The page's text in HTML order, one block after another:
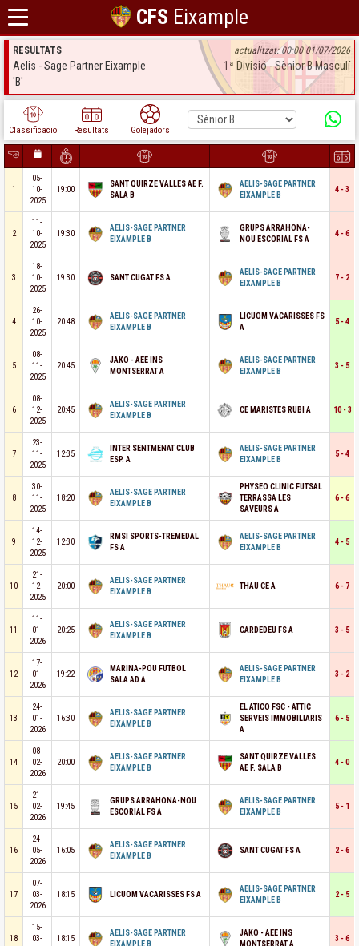
CFS Eixample
RESULTATS actualitzat: 00:00 01/07/2026
Aelis - Sage Partner Eixample
'B'
1ª Divisió - Sènior B Masculí
Classificacio Resultats Golejadors
1
05-
10-
2025
19:00
SANT QUIRZE VALLES AE F.
SALA B
AELIS-SAGE PARTNER
EIXAMPLE B
4 - 3
2
11-
10-
2025
19:30
AELIS-SAGE PARTNER
EIXAMPLE B
GRUPS ARRAHONA-
NOU ESCORIAL FS A
4 - 6
3
18-
10-
2025
19:30 SANT CUGAT FS A
AELIS-SAGE PARTNER
EIXAMPLE B
7 - 2
4
26-
10-
2025
20:48
AELIS-SAGE PARTNER
EIXAMPLE B
LICUOM VACARISSES FS
A
5 - 4
5
08-
11-
2025
20:45
JAKO - AEE INS
MONTSERRAT A
AELIS-SAGE PARTNER
EIXAMPLE B
3 - 5
6
08-
12-
2025
20:45
AELIS-SAGE PARTNER
EIXAMPLE B
CE MARISTES RUBI A 10 - 3
7
23-
11-
2025
12:35
INTER SENTMENAT CLUB
ESP. A
AELIS-SAGE PARTNER
EIXAMPLE B
5 - 4
8
30-
11-
2025
18:20
AELIS-SAGE PARTNER
EIXAMPLE B
PHYSEO CLINIC FUTSAL
TERRASSA LES
SAVEURS A
6 - 6
9
14-
12-
2025
12:30
RMSI SPORTS-TREMEDAL
FS A
AELIS-SAGE PARTNER
EIXAMPLE B
4 - 5
10
21-
12-
2025
20:00
AELIS-SAGE PARTNER
EIXAMPLE B
THAU CE A 6 - 7
11
11-
01-
2026
20:25
AELIS-SAGE PARTNER
EIXAMPLE B
CARDEDEU FS A 3 - 5
12
17-
01-
2026
19:22
MARINA-POU FUTBOL
SALA AD A
AELIS-SAGE PARTNER
EIXAMPLE B
3 - 2
13
24-
01-
2026
16:30
AELIS-SAGE PARTNER
EIXAMPLE B
EL ATICO FSC - ATTIC
SERVEIS IMMOBILIARIS
A
6 - 5
14
08-
02-
2026
20:00
AELIS-SAGE PARTNER
EIXAMPLE B
SANT QUIRZE VALLES
AE F. SALA B
4 - 0
15
21-
02-
2026
19:45
GRUPS ARRAHONA-NOU
ESCORIAL FS A
AELIS-SAGE PARTNER
EIXAMPLE B
5 - 1
16
24-
05-
2026
16:05
AELIS-SAGE PARTNER
EIXAMPLE B
SANT CUGAT FS A 2 - 6
17
07-
03-
2026
18:15 LICUOM VACARISSES FS A
AELIS-SAGE PARTNER
EIXAMPLE B
2 - 5
18
15-
03-
18:15
AELIS-SAGE PARTNER
EIXAMPLE B
JAKO - AEE INS
MONTSERRAT A
3 - 6